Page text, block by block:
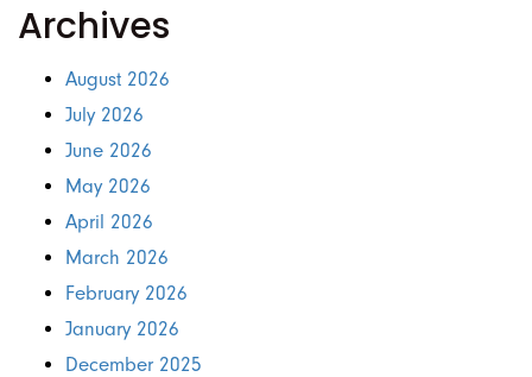
Archives
August 2026
July 2026
June 2026
May 2026
April 2026
March 2026
February 2026
January 2026
December 2025